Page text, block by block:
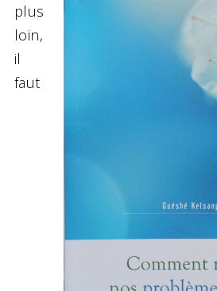
plus
loin,
il
faut